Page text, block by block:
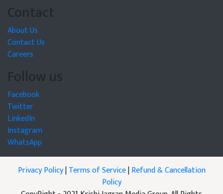
Contact
About Us
Contact Us
Careers
Follow us
Facebook
Twitter
LinkedIn
Instagram
WhatsApp
Privacy Policy|Terms of Service|Refund & Cancellation
Policy